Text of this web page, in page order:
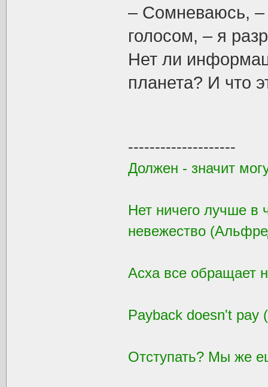
– Сомневаюсь, –
голосом, – я
Нет ли
планета? И что
--------------------
Должен - значит
Нет ничего лучше в
невежество
Асха все обращает
Payback doesn't pay
Отступать? Мы же